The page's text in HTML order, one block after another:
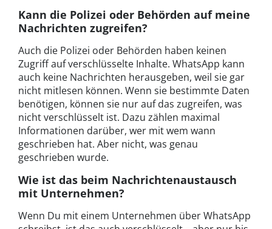
Kann die Polizei oder Behörden auf meine
Nachrichten zugreifen?
Auch die Polizei oder Behörden haben keinen
Zugriff auf verschlüsselte Inhalte. WhatsApp kann
auch keine Nachrichten herausgeben, weil sie gar
nicht mitlesen können. Wenn sie bestimmte Daten
benötigen, können sie nur auf das zugreifen, was
nicht verschlüsselt ist. Dazu zählen maximal
Informationen darüber, wer mit wem wann
geschrieben hat. Aber nicht, was genau
geschrieben wurde.
Wie ist das beim Nachrichtenaustausch
mit Unternehmen?
Wenn Du mit einem Unternehmen über WhatsApp